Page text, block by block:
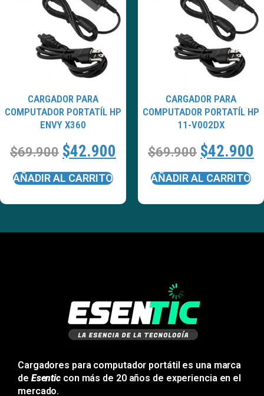
CARGADOR PARA
COMPUTADOR PORTATÍL HP
ENVY X360
$69.900 $42.900
AÑADIR AL CARRITO
CARGADOR PARA
COMPUTADOR PORTATÍL HP
11-V002DX
$69.900 $42.900
AÑADIR AL CARRITO
Cargadores para computador portátil es una marca
de Esentic con más de 20 años de experiencia en el
mercado.